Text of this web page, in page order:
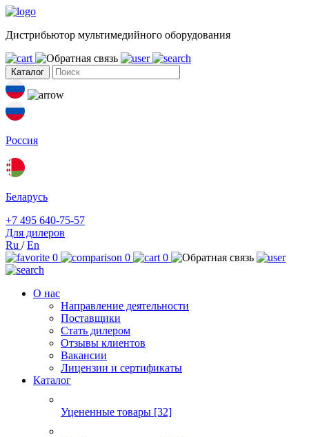
Дистрибьютор мультимедийного оборудования
Каталог
Россия
Беларусь
+7 495 640-75-57
Для дилеров
Ru /En
0
0 0
О нас
Направление деятельности
Поставщики
Стать дилером
Отзывы клиентов
Вакансии
Лицензии и сертификаты
Каталог
Уцененные товары [32]